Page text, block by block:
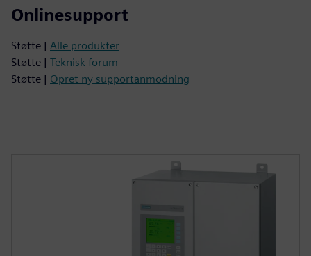
Onlinesupport
Støtte | Alle produkter
Støtte | Teknisk forum
Støtte | Opret ny supportanmodning